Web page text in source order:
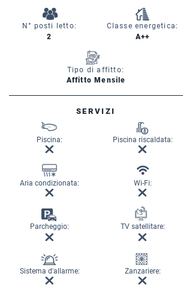
N° posti letto:
2
Classe energetica:
A++
Tipo di affitto:
Affitto Mensile
SERVIZI
Piscina:
Aria condizionata:
Parcheggio:
Sistema d'allarme:
Piscina riscaldata:
Wi-Fi:
TV satellitare:
Zanzariere: